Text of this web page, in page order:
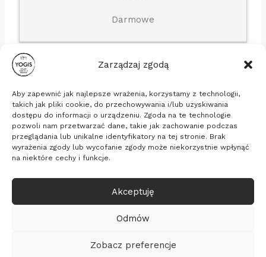
Zarządzaj zgodą
Aby zapewnić jak najlepsze wrażenia, korzystamy z technologii,
takich jak pliki cookie, do przechowywania i/lub uzyskiwania
dostępu do informacji o urządzeniu. Zgoda na te technologie
pozwoli nam przetwarzać dane, takie jak zachowanie podczas
przeglądania lub unikalne identyfikatory na tej stronie. Brak
wyrażenia zgody lub wycofanie zgody może niekorzystnie wpłynąć
na niektóre cechy i funkcje.
Akceptuję
Odmów
Zobacz preferencje
Darmowe
Stowarzyszenie Yogis
ul. Długa 16b/33, 53-658 Wrocław
KRS: 0000635494, NIP: 8971828289, REGON:
© 2026 Yogis - medytacja, relaksacja, zdrowie
Pixelmarketing
Kalendarz
Polityka prywatności